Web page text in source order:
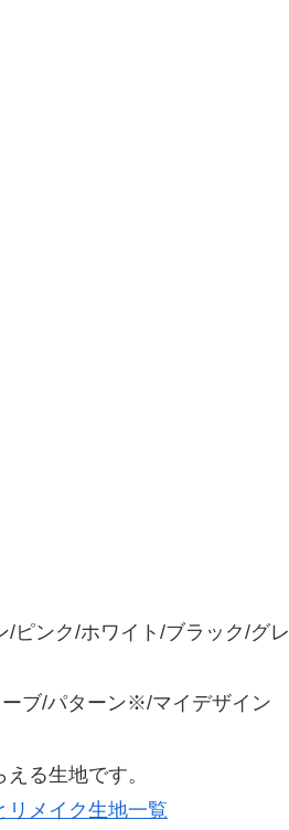
ピンク/ホワイト/ブラック/グレ
ブ/パターン※/マイデザイン
る生地です。
リメイク生地一覧